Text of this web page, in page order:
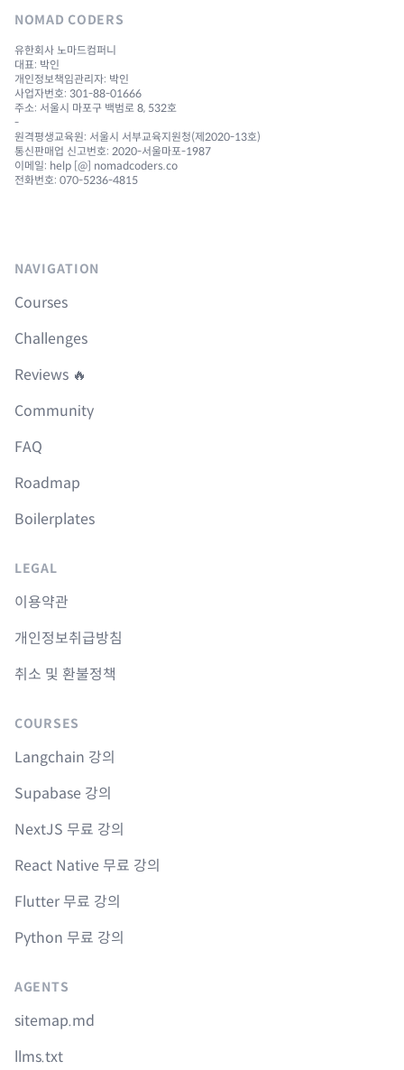
NOMAD CODERS
유한회사 노마드컴퍼니
대표: 박인
개인정보책임관리자: 박인
사업자번호: 301-88-01666
주소: 서울시 마포구 백범로 8, 532호
-
원격평생교육원: 서울시 서부교육지원청(제2020-13호)
통신판매업 신고번호: 2020-서울마포-1987
이메일: help [@] nomadcoders.co
전화번호: 070-5236-4815
NAVIGATION
Courses
Challenges
Reviews 🔥
Community
FAQ
Roadmap
Boilerplates
LEGAL
이용약관
개인정보취급방침
취소 및 환불정책
COURSES
Langchain 강의
Supabase 강의
NextJS 무료 강의
React Native 무료 강의
Flutter 무료 강의
Python 무료 강의
AGENTS
sitemap.md
llms.txt